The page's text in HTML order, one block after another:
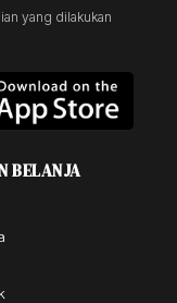
yang dilakukan
BELANJA